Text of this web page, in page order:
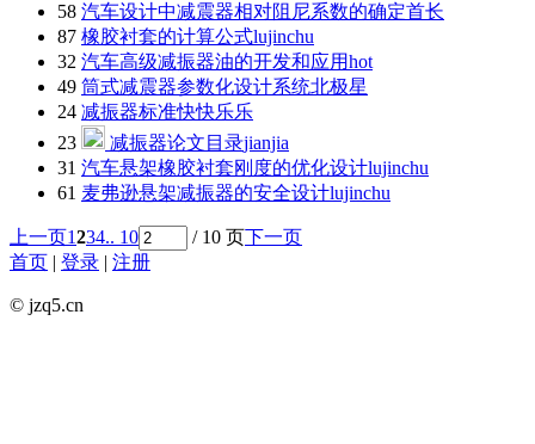
58 汽车设计中减震器相对阻尼系数的确定首长
87 橡胶衬套的计算公式lujinchu
32 汽车高级减振器油的开发和应用hot
49 筒式减震器参数化设计系统北极星
24 减振器标准快快乐乐
23
减振器论文目录jianjia
31 汽车悬架橡胶衬套刚度的优化设计lujinchu
61 麦弗逊悬架减振器的安全设计lujinchu
上一页1234.. 10 / 10 页下一页
首页 | 登录 | 注册
© jzq5.cn